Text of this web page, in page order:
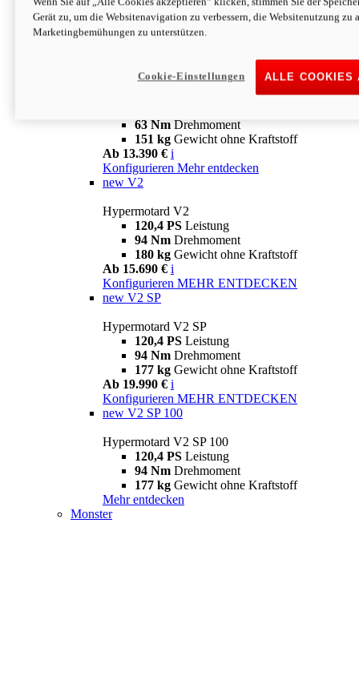
63 NmDrehmoment
151 kgGewicht ohne Kraftstoff
Ab 13.890 € i
63 Nm Drehmoment
151 kg Gewicht ohne Kraftstoff
Ab 13.390 € i
Konfigurieren Mehr entdecken
new V2
Hypermotard V2
120,4 PS Leistung
94 Nm Drehmoment
180 kg Gewicht ohne Kraftstoff
Ab 15.690 € i
Konfigurieren MEHR ENTDECKEN
new V2 SP
Hypermotard V2 SP
120,4 PS Leistung
94 Nm Drehmoment
177 kg Gewicht ohne Kraftstoff
Ab 19.990 € i
Konfigurieren MEHR ENTDECKEN
new V2 SP 100
Hypermotard V2 SP 100
120,4 PS Leistung
94 Nm Drehmoment
177 kg Gewicht ohne Kraftstoff
Mehr entdecken
Monster
Gerät zu, um die Websitenavigation zu verbessern, die Websitenutzung zu
Marketingbemühungen zu unterstützen.
ALLE COOKIES
Cookie-Einstellungen